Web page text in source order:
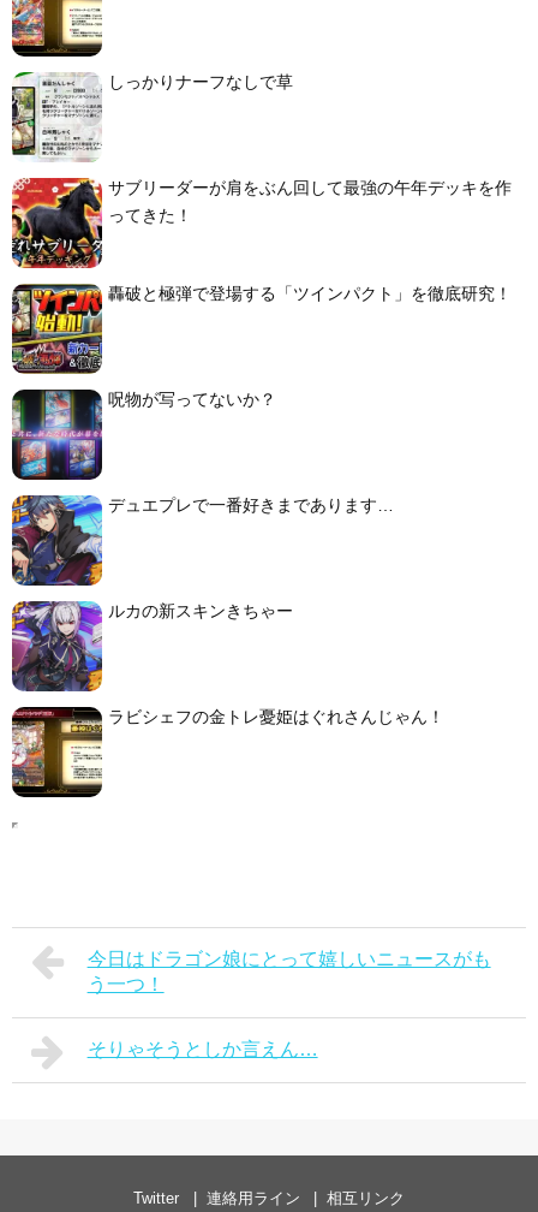
しっかりナーフなしで草
サブリーダーが肩をぶん回して最強の午年デッキを作
ってきた！
轟破と極弾で登場する「ツインパクト」を徹底研究！
呪物が写ってないか？
デュエプレで一番好きまであります…
ルカの新スキンきちゃー
ラビシェフの金トレ憂姫はぐれさんじゃん！
今日はドラゴン娘にとって嬉しいニュースがも
う一つ！
そりゃそうとしか言えん…
Twitter 連絡用ライン 相互リンク